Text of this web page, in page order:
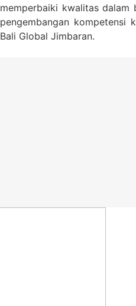
memperbaiki kwalitas dalam
pengembangan kompetensi
Bali Global Jimbaran.